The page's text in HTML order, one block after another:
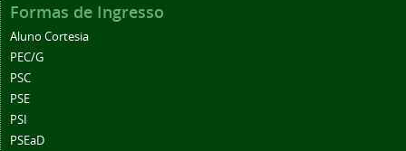
Formas de Ingresso
Aluno Cortesia
PEC/G
PSC
PSE
PSI
PSEaD